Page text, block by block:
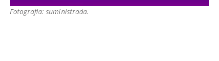
Fotografía: suministrada.